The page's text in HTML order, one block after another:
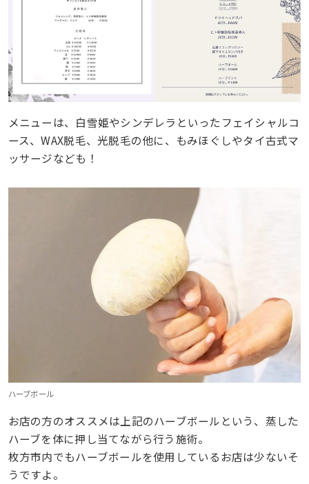
メニューは、白雪姫やシンデレラといったフェイシャルコ
ース、WAX脱毛、光脱毛の他に、もみほぐしやタイ古式マ
ッサージなども！
ハーブボール
お店の方のオススメは上記のハーブボールという、蒸した
ハーブを体に押し当てながら行う施術。
枚方市内でもハーブボールを使用しているお店は少ないそ
うですよ。